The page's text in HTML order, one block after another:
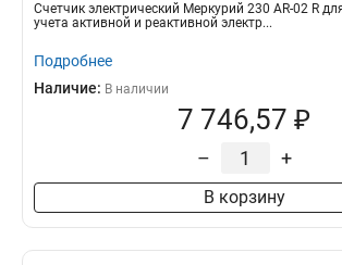
Счетчик электрический Меркурий 230 AR-02 R
учета активной и реактивной электр...
Подробнее
Наличие: В наличии
7 746,57 ₽
– +
В корзину